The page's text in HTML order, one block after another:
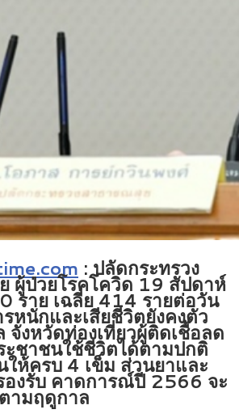
: ปลัดกระทรวง
ผู้ป่วยโรคโควิด 19 สัปดาห์
ราย เฉลี่ย 414 รายต่อวัน
หนักและเสียชีวิตยังคงตัว
งหวัดท่องเที่ยวผู้ติดเชื้อลด
ะชาชนใช้ชีวิตได้ตามปกติ
ห้ครบ 4 เข็ม ส่วนยาและ
องรับ คาดการณ์ปี 2566 จะ
ามฤดูกาล